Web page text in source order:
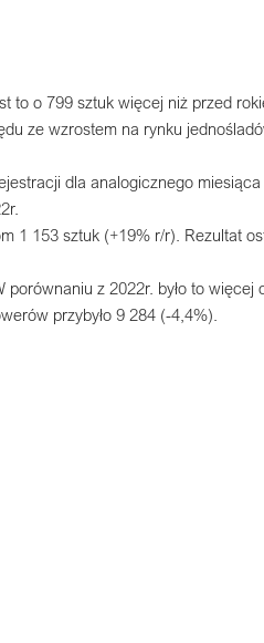
to o 799 sztuk więcej niż przed
ze wzrostem na rynku
dla analogicznego
1 153 sztuk (+19% r/r). Rezultat
z 2022r. było to więcej
przybyło 9 284 (-4,4%).